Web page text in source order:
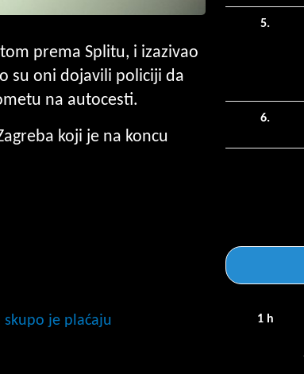
prema Splitu, i izazivao
su oni dojavili policiji da
na autocesti.
koji je na koncu
je plaćaju
5.
6.
1 h